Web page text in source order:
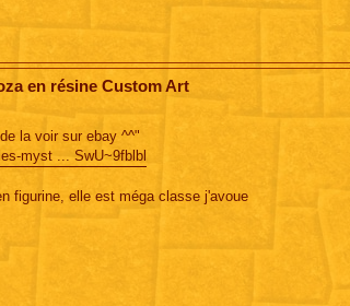
en résine Custom Art
la voir sur ebay ^^"
myst ... SwU~9fblbl
figurine, elle est méga classe j'avoue